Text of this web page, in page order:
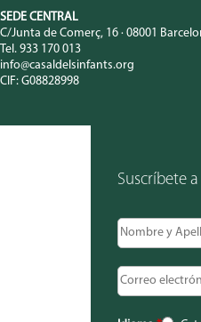
SEDE CENTRAL
C/Junta de Comerç, 16 · 08001
Tel. 933 170 013
info@casaldelsinfants.org
CIF: G08828998
Suscríbete